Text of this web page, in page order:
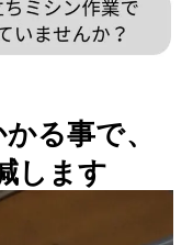
る事で、
します